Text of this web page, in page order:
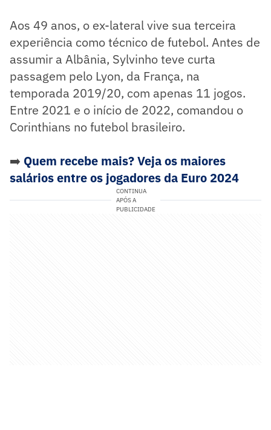
Aos 49 anos, o ex-lateral vive sua terceira
experiência como técnico de futebol. Antes de
assumir a Albânia, Sylvinho teve curta
passagem pelo Lyon, da França, na
temporada 2019/20, com apenas 11 jogos.
Entre 2021 e o início de 2022, comandou o
Corinthians no futebol brasileiro.
➡️ Quem recebe mais? Veja os maiores
salários entre os jogadores da Euro 2024
CONTINUA
APÓS A
PUBLICIDADE